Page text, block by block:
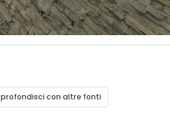
con altre fonti